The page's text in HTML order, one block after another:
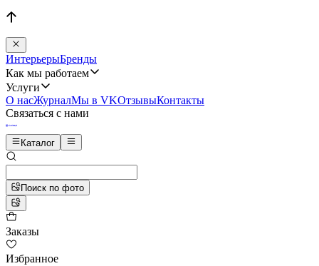
ИнтерьерыБренды
Как мы работаем
Услуги
О насЖурналМы в VKОтзывыКонтакты
Связаться с нами
Каталог
Поиск по фото
Заказы
Избранное